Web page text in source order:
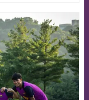
badge